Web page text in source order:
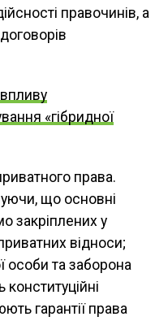
правочинів, а
«гібридної
права.
що основні
закріплених у
відноси;
особи та заборона
гарантії права